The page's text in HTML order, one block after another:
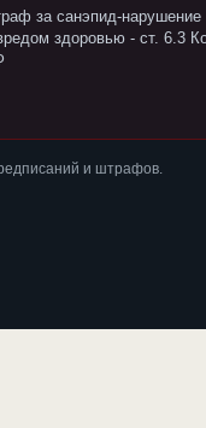
за санэпид-нарушение
здоровью - ст. 6.3
и штрафов.